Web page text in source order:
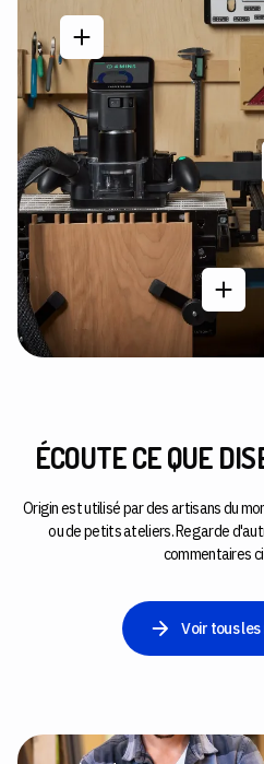
ÉCOUTE CE QUE
Origin est utilisé par des artisans du
ou de petits ateliers. Regarde
commentaires
Voir tous